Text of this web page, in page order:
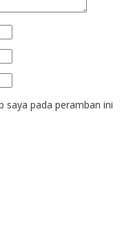
saya pada peramban ini